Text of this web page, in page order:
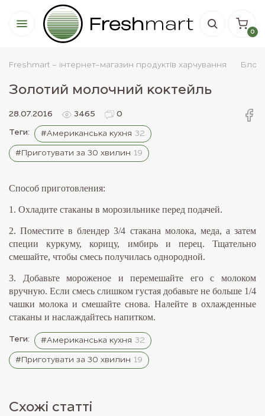
0
Freshmart - інтернет-магазин продуктів харчування Блог
Золотий молочний коктейль
28.07.2016 3465 0
Теги: #Американська кухня 32
#Приготувати за 30 хвилин 19
Способ приготовления:
1. Охладите стаканы в морозильнике перед подачей.
2. Поместите в блендер 3/4 стакана молока, меда, а затем
специи куркуму, корицу, имбирь и перец. Тщательно
смешайте, чтобы смесь получилась однородной.
3. Добавьте мороженое и перемешайте его с молоком
вручную. Если смесь слишком густая добавьте не больше 1/4
чашки молока и смешайте снова. Налейте в охлажденные
стаканы и наслаждайтесь напитком.
Теги: #Американська кухня 32
#Приготувати за 30 хвилин 19
Схожі статті